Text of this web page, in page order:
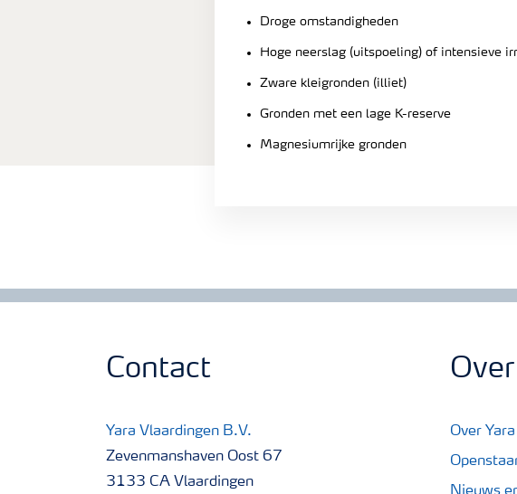
Droge omstandigheden
Hoge neerslag (uitspoeling) of intensieve
Zware kleigronden (illiet)
Gronden met een lage K-reserve
Magnesiumrijke gronden
Contact
Yara Vlaardingen B.V.
Zevenmanshaven Oost 67
3133 CA Vlaardingen
Over Yara
Nieuws